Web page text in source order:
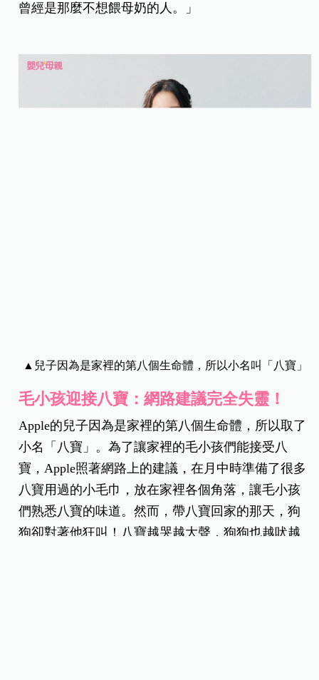
曾經是那麼不想餵母奶的人。」
▲兒子因為是家裡的第八個生命體，所以小名叫「八寶」
毛小孩迎接八寶：網路建議完全失靈！
Apple的兒子因為是家裡的第八個生命體，所以取了
小名「八寶」。為了讓家裡的毛小孩們能接受八
寶，Apple照著網路上的建議，在月中時準備了很多
八寶用過的小毛巾，放在家裡各個角落，讓毛小孩
們熟悉八寶的味道。然而，帶八寶回家的那天，狗
狗卻對著他狂叫！八寶越哭越大聲，狗狗也越吠越